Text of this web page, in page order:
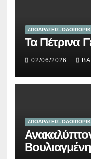
ΑΠΟΔΡΑΣΕΙΣ-
Τα Πέτρινα
02/06/2026
ΑΠΟΔΡΑΣΕΙΣ-